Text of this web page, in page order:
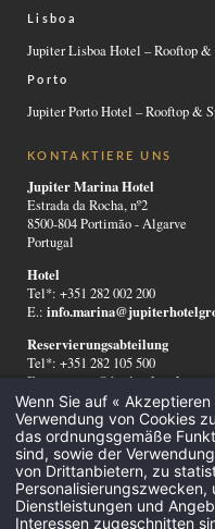
Lisboa
Jupiter Lisboa Hotel – Rooftop &
Porto
Jupiter Porto Hotel – Rooftop &
KONTAKTIERE UNS
Jupiter Marina Hotel
Estrada da Rocha, nº2
8500-804 Portimão - Algarve
Portugal
Hotel
Tel*: +351 282 002 200
E.:
Reservierungsabteilung
Tel*: +351 282 105 500
E.:
*Anruf ins nationale Festnetz
Entdecken Sie Portimão-Concept
Fragen-Nachhaltigkeit -M
Wenn Sie auf «
Verwendung von Cookies
das ordnungsgemäße
sind, sowie der
von Drittanbietern, zu
Personalisierungszwecken,
Dienstleistungen und
Interessen zugeschnitten